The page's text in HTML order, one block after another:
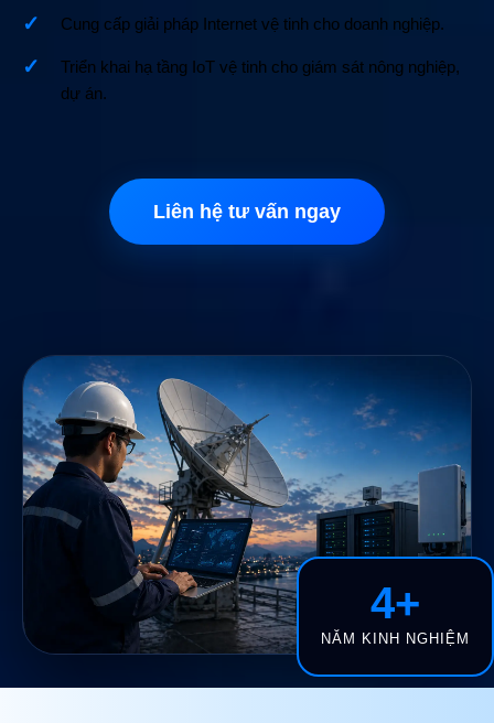
Cung cấp giải pháp Internet vệ tinh cho doanh nghiệp.
Triển khai hạ tầng IoT vệ tinh cho giám sát nông nghiệp,
dự án.
Liên hệ tư vấn ngay
4+
NĂM KINH NGHIỆM